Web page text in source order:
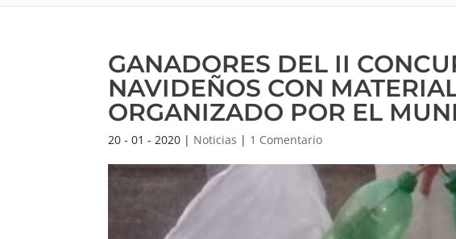
GANADORES DEL II
NAVIDEÑOS CON
ORGANIZADO POR EL
20 - 01 - 2020 | Noticias | 1 Comentario